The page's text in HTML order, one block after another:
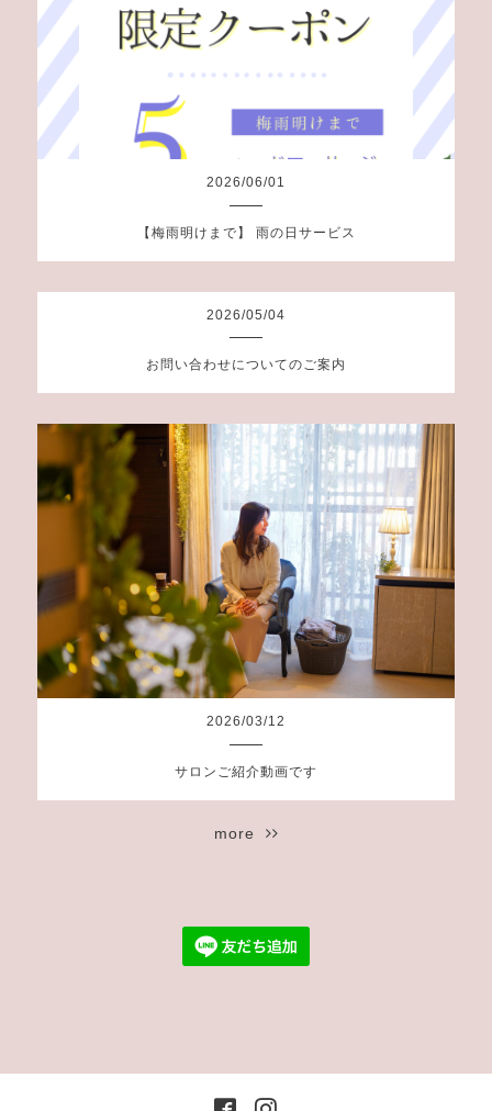
2026/06/01
【梅雨明けまで】 雨の日サービス
2026/05/04
お問い合わせについてのご案内
2026/03/12
サロンご紹介動画です
more